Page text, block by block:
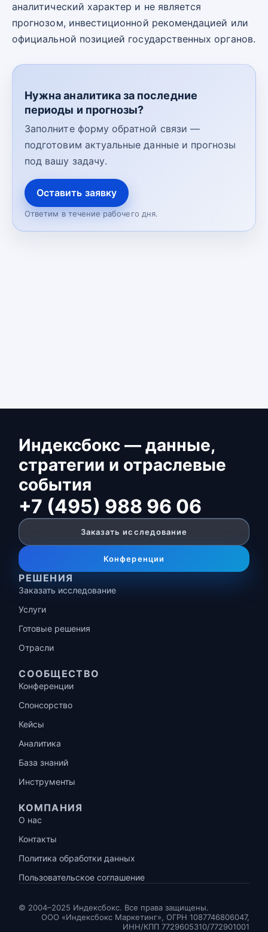
аналитический характер и не является
прогнозом, инвестиционной рекомендацией или
официальной позицией государственных органов.
Нужна аналитика за последние
периоды и прогнозы?
Заполните форму обратной связи —
подготовим актуальные данные и прогнозы
под вашу задачу.
Оставить заявку
Ответим в течение рабочего дня.
Индексбокс — данные,
стратегии и отраслевые
события
+7 (495) 988 96 06
Заказать исследование
Конференции
РЕШЕНИЯ
Заказать исследование
Услуги
Готовые решения
Отрасли
СООБЩЕСТВО
Конференции
Спонсорство
Кейсы
Аналитика
База знаний
Инструменты
КОМПАНИЯ
О нас
Контакты
Политика обработки данных
Пользовательское соглашение
© 2004–2025 Индексбокс. Все права защищены.
ООО «Индексбокс Маркетинг», ОГРН 1087746806047,
ИНН/КПП 7729605310/772901001